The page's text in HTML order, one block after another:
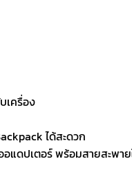
เครื่อง
ได้สะดวก
แดปเตอร์ พร้อมสายสะพา